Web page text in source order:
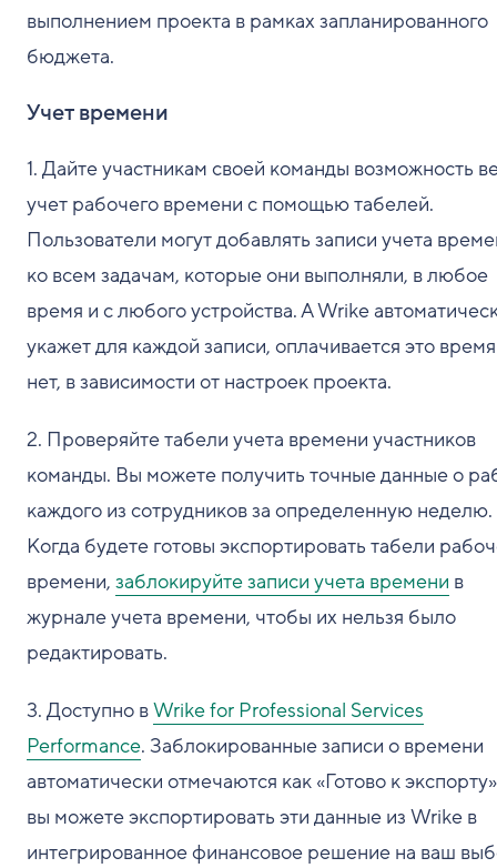
выполнением проекта в рамках запланированного
бюджета.
Учет времени
1. Дайте участникам своей команды возможность
учет рабочего времени с помощью табелей.
Пользователи могут добавлять записи учета
ко всем задачам, которые они выполняли, в любое
время и с любого устройства. А Wrike
укажет для каждой записи, оплачивается это
нет, в зависимости от настроек проекта.
2. Проверяйте табели учета времени участников
команды. Вы можете получить точные данные о
каждого из сотрудников за определенную неделю.
Когда будете готовы экспортировать табели
времени, заблокируйте записи учета времени в
журнале учета времени, чтобы их нельзя было
редактировать.
3. Доступно вWrike for Professional Services
Performance. Заблокированные записи о времени
автоматически отмечаются как «Готово к
вы можете экспортировать эти данные из Wrike в
интегрированное финансовое решение на ваш